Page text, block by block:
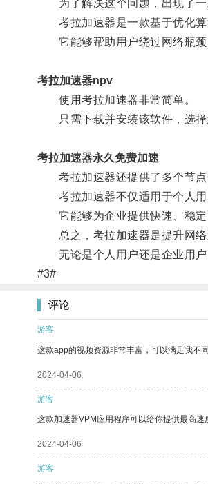
为了解决这个问题，出现了一
考拉加速器是一款基于优化算
它能够帮助用户绕过网络瓶颈
考拉加速器npv
使用考拉加速器非常简单。
只需下载并安装该软件，选择
考拉加速器永久免费加速
考拉加速器还提供了多个节点
考拉加速器不仅适用于个人用
它能够为企业提供快速、稳定
总之，考拉加速器是提升网络
无论是个人用户还是企业用户
#3#
评论
游客
这款app的视频资源非常丰富，可以满足我不同
2024-04-06
游客
这款加速器VPM应用程序可以给你提供最高速
2024-04-06
游客